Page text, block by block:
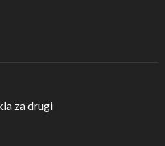
za drugi